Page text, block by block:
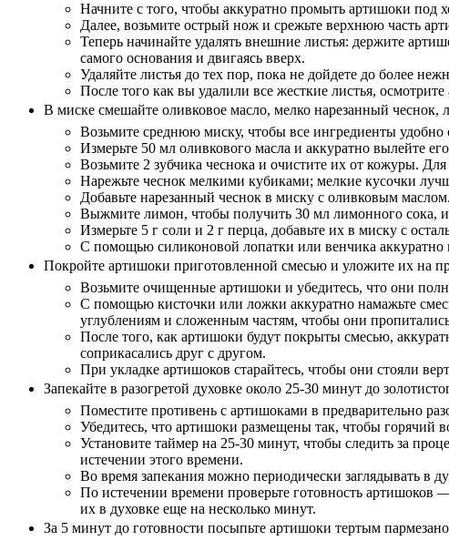
Начните с того, чтобы аккуратно промыть артишоки под
Далее, возьмите острый нож и срежьте верхнюю часть
Теперь начинайте удалять внешние листья: держите
самого основания и двигаясь вверх.
Удаляйте листья до тех пор, пока не дойдете до более
После того как вы удалили все жесткие листья,
В миске смешайте оливковое масло, мелко нарезанный чеснок,
Возьмите среднюю миску, чтобы все ингредиенты удобно
Измерьте 50 мл оливкового масла и аккуратно вылейте
Возьмите 2 зубчика чеснока и очистите их от кожуры.
Нарежьте чеснок мелкими кубиками; мелкие кусочки
Добавьте нарезанный чеснок в миску с оливковым маслом.
Выжмите лимон, чтобы получить 30 мл лимонного сока, и
Измерьте 5 г соли и 2 г перца, добавьте их в миску с
С помощью силиконовой лопатки или венчика аккуратно
Покройте артишоки приготовленной смесью и уложите их на
Возьмите очищенные артишоки и убедитесь, что они
С помощью кисточки или ложки аккуратно намажьте
углублениям и сложенным частям, чтобы они
После того, как артишоки будут покрыты смесью,
соприкасались друг с другом.
При укладке артишоков старайтесь, чтобы они стояли
Запекайте в разогретой духовке около 25-30 минут до
Поместите противень с артишоками в предварительно
Убедитесь, что артишоки размещены так, чтобы горячий
Установите таймер на 25-30 минут, чтобы следить за
истечении этого времени.
Во время запекания можно периодически заглядывать в
По истечении времени проверьте готовность
их в духовке еще на несколько минут.
За 5 минут до готовности посыпьте артишоки тертым